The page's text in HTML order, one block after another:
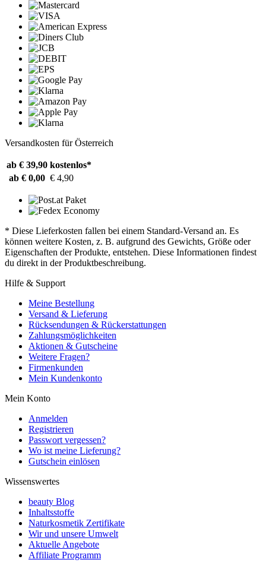
Versandkosten für Österreich
ab € 39,90 kostenlos*
ab € 0,00 € 4,90
* Diese Lieferkosten fallen bei einem Standard-Versand an. Es
können weitere Kosten, z. B. aufgrund des Gewichts, Größe oder
Eigenschaften der Produkte, entstehen. Diese Informationen findest
du direkt in der Produktbeschreibung.
Hilfe & Support
Meine Bestellung
Versand & Lieferung
Rücksendungen & Rückerstattungen
Zahlungsmöglichkeiten
Aktionen & Gutscheine
Weitere Fragen?
Firmenkunden
Mein Kundenkonto
Mein Konto
Anmelden
Registrieren
Passwort vergessen?
Wo ist meine Lieferung?
Gutschein einlösen
Wissenswertes
beauty Blog
Inhaltsstoffe
Naturkosmetik Zertifikate
Wir und unsere Umwelt
Aktuelle Angebote
Affiliate Programm